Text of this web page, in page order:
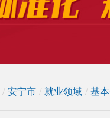
/ 安宁市 / 就业领域 / 基